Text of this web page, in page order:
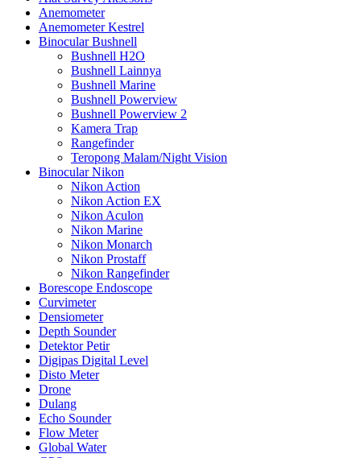
Anemometer
Anemometer Kestrel
Binocular Bushnell
Bushnell H2O
Bushnell Lainnya
Bushnell Marine
Bushnell Powerview
Bushnell Powerview 2
Kamera Trap
Rangefinder
Teropong Malam/Night Vision
Binocular Nikon
Nikon Action
Nikon Action EX
Nikon Aculon
Nikon Marine
Nikon Monarch
Nikon Prostaff
Nikon Rangefinder
Borescope Endoscope
Curvimeter
Densiometer
Depth Sounder
Detektor Petir
Digipas Digital Level
Disto Meter
Drone
Dulang
Echo Sounder
Flow Meter
Global Water